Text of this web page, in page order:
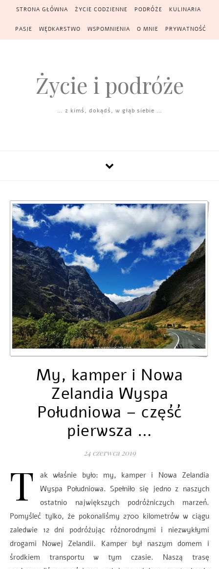
Skip to content
STRONA GŁÓWNA ŻYCIE CODZIENNE PODRÓŻE KULINARIA
PASJE WĘDKARSTWO WSPOMNIENIA O MNIE PRYWATNOŚĆ
Życie i podróże
… z kimś, dokądś, w głąb siebie …
My, kamper i Nowa
Zelandia Wyspa
Południowa – część
pierwsza …
24 czerwca 2019
T
ak właśnie było: my, kamper i Nowa Zelandia
Wyspa Południowa. Spełniło się jedno z naszych
ostatnio największych podróżniczych marzeń.
Pomyśleć tylko, że pokonaliśmy 2700 kilometrów w ciągu
zaledwie 12 dni podróżując różnorodnymi i niezwykłymi
drogami Nowej Zelandii. Kamper był naszym domem i
środkiem transportu w tym czasie. Naszą trasę